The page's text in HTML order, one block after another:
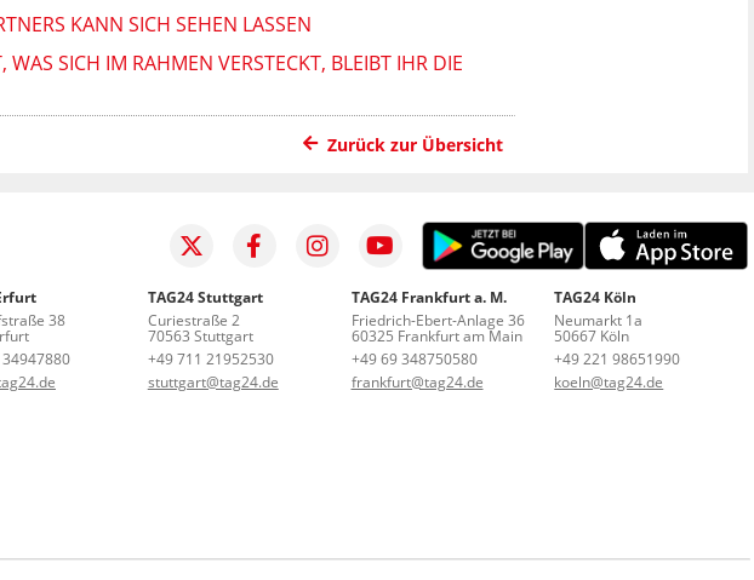
KANN SICH SEHEN LASSEN
SICH IM RAHMEN VERSTECKT, BLEIBT IHR DIE
Zurück zur Übersicht
38
TAG24 Stuttgart
Curiestraße 2
70563 Stuttgart
+49 711 21952530
stuttgart@tag24.de
TAG24 Frankfurt a. M.
Friedrich-Ebert-Anlage 36
60325 Frankfurt am Main
+49 69 348750580
frankfurt@tag24.de
TAG24 Köln
Neumarkt 1a
50667 Köln
+49 221 98651990
koeln@tag24.de